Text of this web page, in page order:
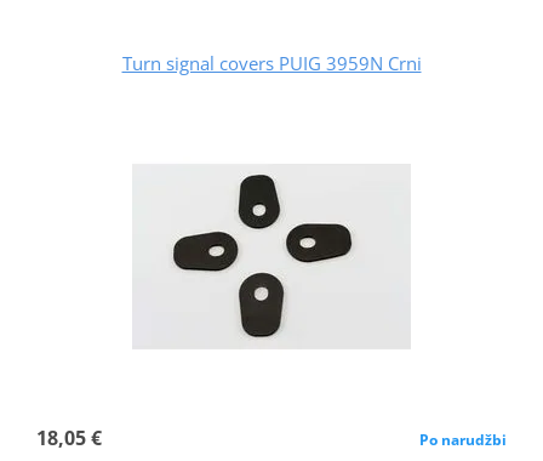
Turn signal covers PUIG 3959N Crni
18,05 € Po narudžbi